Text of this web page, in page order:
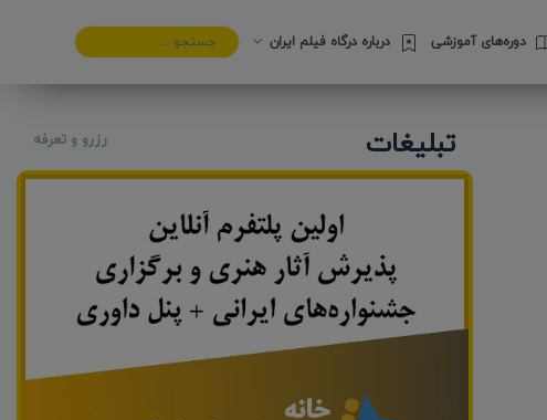
دوره‌های آموزشی درباره درگاه فیلم ایران
تبلیغات رزرو و تعرفه